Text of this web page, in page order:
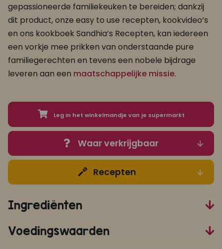
gepassioneerde familiekeuken te bereiden; dankzij
dit product, onze easy to use recepten, kookvideo’s
en ons kookboek Sandhia’s Recepten, kan iedereen
een vorkje mee prikken van onderstaande pure
familiegerechten en tevens een nobele bijdrage
leveren aan een maatschappelijke missie.
Leg in het winkelmandje van je supermarkt
Waar verkrijgbaar
Recepten
Ingrediënten
Voedingswaarden